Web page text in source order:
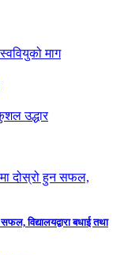
विद्यालयद्वारा बधाई तथा